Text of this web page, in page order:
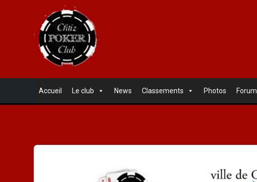
Accueil Le club News Classements Photos Forum